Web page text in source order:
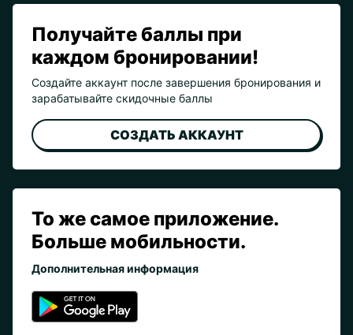
Получайте баллы при
каждом бронировании!
Создайте аккаунт после завершения бронирования и
зарабатывайте скидочные баллы
СОЗДАТЬ АККАУНТ
То же самое приложение.
Больше мобильности.
Дополнительная информация